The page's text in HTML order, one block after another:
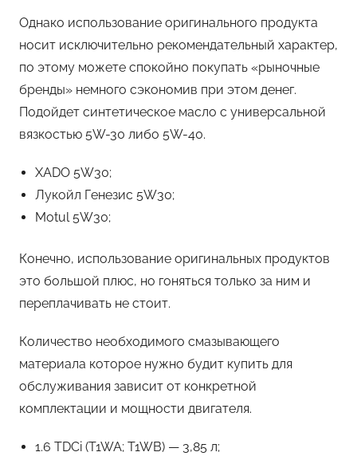
Однако использование оригинального продукта
носит исключительно рекомендательный характер,
по этому можете спокойно покупать «рыночные
бренды» немного сэкономив при этом денег.
Подойдет синтетическое масло с универсальной
вязкостью 5W-30 либо 5W-40.
XADO 5W30;
Лукойл Генезис 5W30;
Motul 5W30;
Конечно, использование оригинальных продуктов
это большой плюс, но гоняться только за ним и
переплачивать не стоит.
Количество необходимого смазывающего
материала которое нужно будит купить для
обслуживания зависит от конкретной
комплектации и мощности двигателя.
1.6 TDCi (T1WA; T1WB) — 3,85 л;